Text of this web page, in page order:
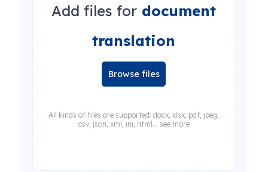
Add files for document
translation
Browse files
All kinds of files are supported: docx, xlsx, pdf, jpeg,
csv, json, xml, ini, html... see more